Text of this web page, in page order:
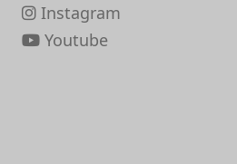
Instagram
Youtube